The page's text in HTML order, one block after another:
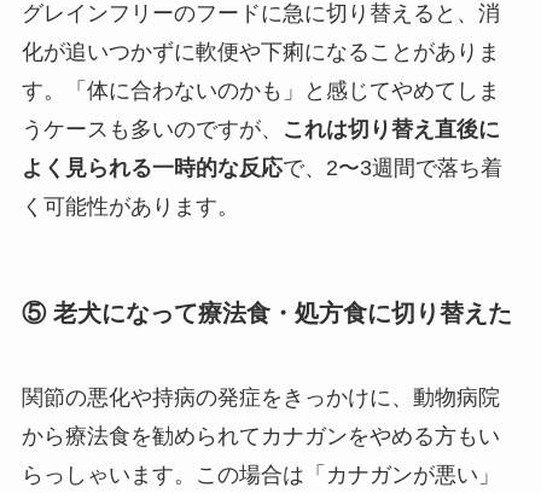
グレインフリーのフードに急に切り替えると、消
化が追いつかずに軟便や下痢になることがありま
す。「体に合わないのかも」と感じてやめてしま
うケースも多いのですが、
これは切り替え直後に
よく見られる一時的な反応で、2〜3週間で落ち着
く可能性があります。
⑤ 老犬になって療法食・処方食に切り替えた
関節の悪化や持病の発症をきっかけに、動物病院
から療法食を勧められてカナガンをやめる方もい
らっしゃいます。この場合は「カナガンが悪い」